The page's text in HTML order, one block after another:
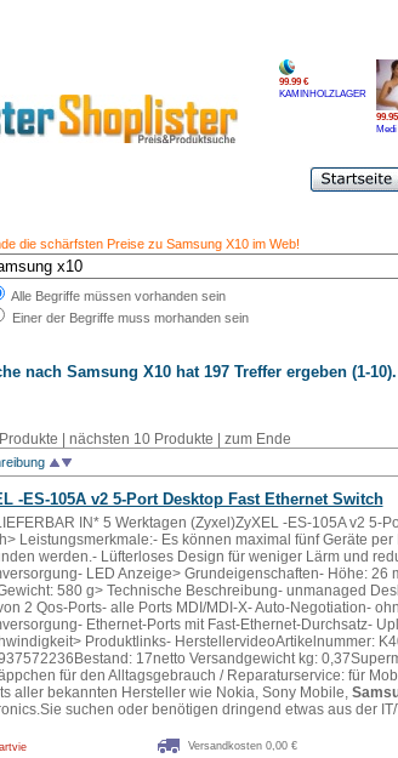
99.99 €
KAMINHOLZLAGER
Medi
die schärfsten Preise zu Samsung X10 im Web!
Alle Begriffe müssen vorhanden sein
Einer der Begriffe muss morhanden sein
nach Samsung X10hat 197 Treffer ergeben (1-10).
| nächsten 10 Produkte zum Ende
-ES-105A v2 5-Port Desktop Fast Ethernet Switch
IN* 5 Werktagen (Zyxel)ZyXEL -ES-105A v2 5-
Leistungsmerkmale:- Es können maximal fünf Geräte
werden.- Lüfterloses Design für weniger Lärm und
LED Anzeige> Grundeigenschaften- Höhe: 26
580 g> Technische Beschreibung- unmanaged
2 Qos-Ports- alle Ports MDI/MDI-X- Auto-Negotiation-
Ethernet-Ports mit Fast-Ethernet-Durchsatz-
Produktlinks- HerstellervideoArtikelnummer:
17netto Versandgewicht kg:
für den Alltagsgebrauch / Reparaturservice: für
aller bekannten Hersteller wie Nokia, Sony Mobile,
suchen oder benötigen dringend etwas aus der
Versandkosten 0,00 €